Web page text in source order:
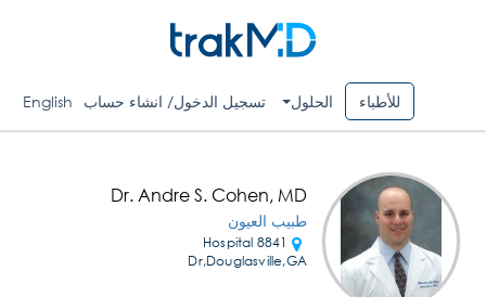
للأطباء الحلول تسجيل الدخول/ انشاء حساب English
Dr. Andre S. Cohen, MD
طبيب العيون
8841 Hospital
Dr,Douglasville,GA